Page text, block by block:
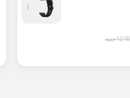
جنيه